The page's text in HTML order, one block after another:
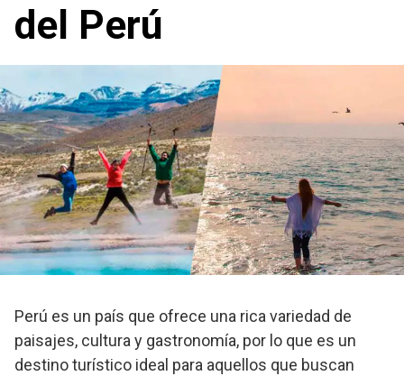
del Perú
Perú es un país que ofrece una rica variedad de
paisajes, cultura y gastronomía, por lo que es un
destino turístico ideal para aquellos que buscan